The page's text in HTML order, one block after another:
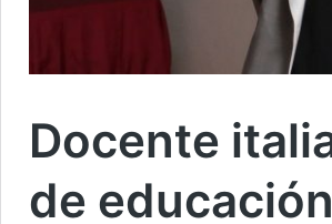
Docente
de